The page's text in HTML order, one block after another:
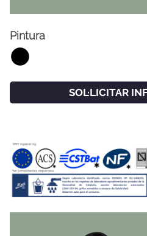
ESP ENG
Pintura
SOL·LICITAR